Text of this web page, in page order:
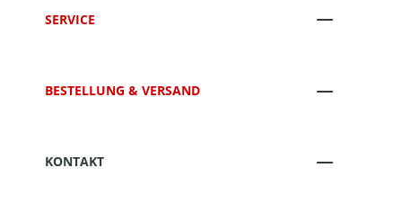
SERVICE
BESTELLUNG & VERSAND
KONTAKT